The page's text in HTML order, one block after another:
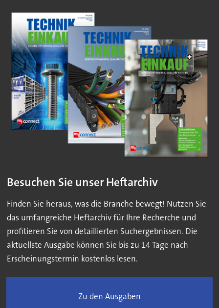
Besuchen Sie unser Heftarchiv
Finden Sie heraus, was die Branche bewegt! Nutzen Sie
das umfangreiche Heftarchiv für Ihre Recherche und
profitieren Sie von detaillierten Suchergebnissen. Die
aktuellste Ausgabe können Sie bis zu 14 Tage nach
Erscheinungstermin kostenlos lesen.
Zu den Ausgaben